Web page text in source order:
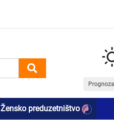
Žensko preduzetništvo